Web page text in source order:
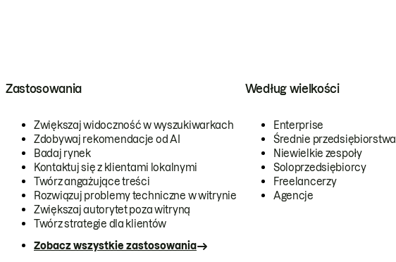
Zastosowania
Zwiększaj widoczność w wyszukiwarkach
Zdobywaj rekomendacje od AI
Badaj rynek
Kontaktuj się z klientami lokalnymi
Twórz angażujące treści
Rozwiązuj problemy techniczne w witrynie
Zwiększaj autorytet poza witryną
Twórz strategie dla klientów
Zobacz wszystkie zastosowania
Według wielkości
Enterprise
Średnie przedsiębiorstwa
Niewielkie zespoły
Soloprzedsiębiorcy
Freelancerzy
Agencje